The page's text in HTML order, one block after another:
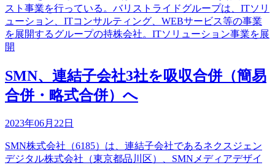
スト事業を行っている。バリストライドグループは、ITソリ
ューション、ITコンサルティング、WEBサービス等の事業
を展開するグループの持株会社。ITソリューション事業を展
開
SMN、連結子会社3社を吸収合併（簡易
合併・略式合併）へ
2023年06月22日
SMN株式会社（6185）は、連結子会社であるネクスジェン
デジタル株式会社（東京都品川区）、SMNメディアデザイ